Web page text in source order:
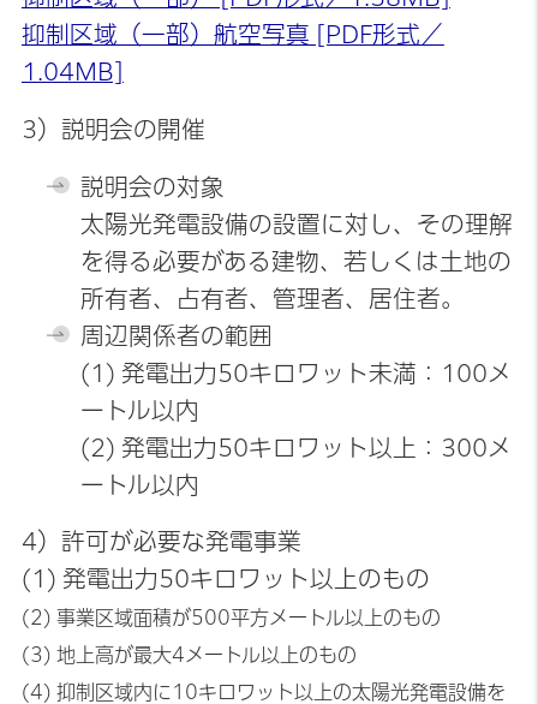
抑制区域（一部）航空写真 [PDF形式／
1.04MB]
3）説明会の開催
説明会の対象
太陽光発電設備の設置に対し、その理解
を得る必要がある建物、若しくは土地の
所有者、占有者、管理者、居住者。
周辺関係者の範囲
(1) 発電出力50キロワット未満：100メ
ートル以内
(2) 発電出力50キロワット以上：300メ
ートル以内
4）許可が必要な発電事業
(1) 発電出力50キロワット以上のもの
(2) 事業区域面積が500平方メートル以上のもの
(3) 地上高が最大4メートル以上のもの
(4) 抑制区域内に10キロワット以上の太陽光発電設備を